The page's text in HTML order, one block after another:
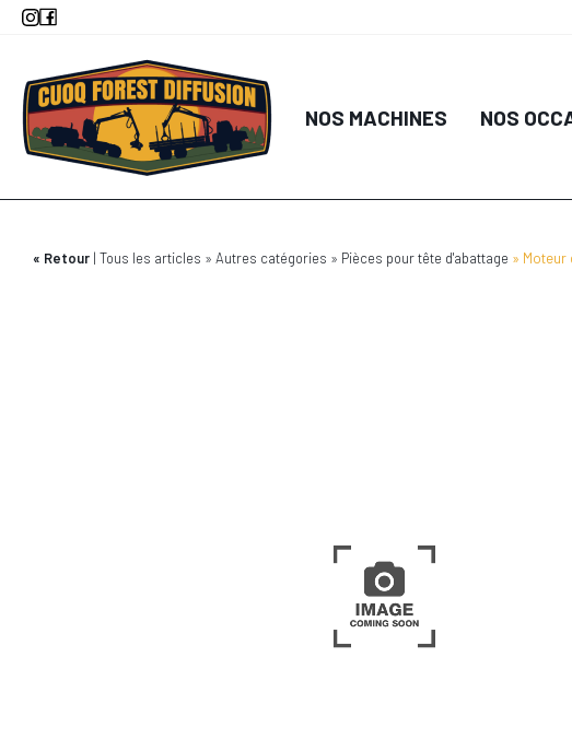
Aller
principal
NOS MACHINES NOS
Retour Tous les articles Autres catégories Pièces pour tête d'abattage Moteur